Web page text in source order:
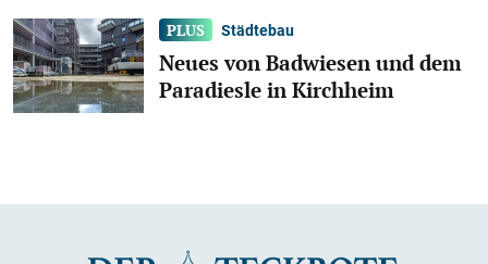
Städtebau
Neues von Badwiesen und dem
Paradiesle in Kirchheim